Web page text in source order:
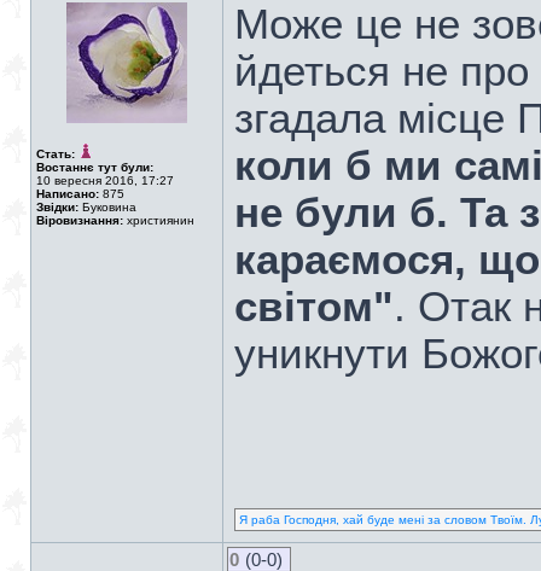
Стать:
Востаннє тут були:
10 вересня 2016, 17:27
Написано: 875
Звідки: Буковина
Віровизнання: християнин
Може це не
йдеться не про
згадала місце
коли б ми
не були б. Та
караємося,
світом". Отак
уникнути
Я раба Господня, хай буде мені за словом Твоїм.
0 (0-0)